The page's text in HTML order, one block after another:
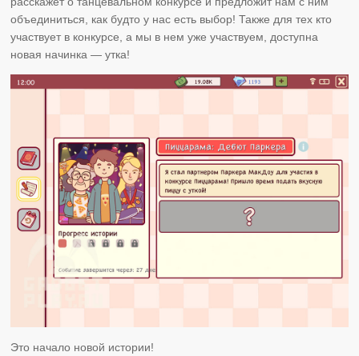
объединиться, как будто у нас есть выбор! Также для тех кто
участвует в конкурсе, а мы в нем уже участвуем, доступна
новая начинка — утка!
Это начало новой истории!